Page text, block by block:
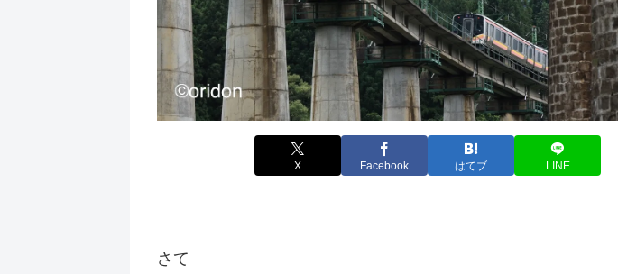
X Facebook はてブ LINE
さて